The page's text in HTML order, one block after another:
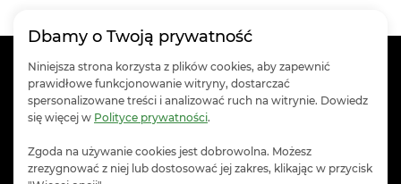
Środa
05.08.2026
Informacje
Kontakt
Dbamy o Twoją prywatność
Niniejsza strona korzysta z plików cookies, aby zapewnić
prawidłowe funkcjonowanie witryny, dostarczać
spersonalizowane treści i analizować ruch na witrynie. Dowiedz
się więcej w Polityce prywatności.
Zgoda na używanie cookies jest dobrowolna. Możesz
zrezygnować z niej lub dostosować jej zakres, klikając w przycisk